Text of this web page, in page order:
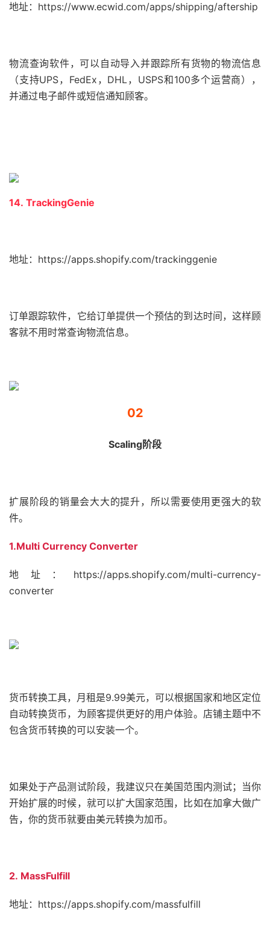
地址：https://www.ecwid.com/apps/shipping/aftership
物流查询软件，可以自动导入并跟踪所有货物的物流信息
（支持UPS，FedEx，DHL，USPS和100多个运营商），
并通过电子邮件或短信通知顾客。
14. TrackingGenie
地址：https://apps.shopify.com/trackinggenie
订单跟踪软件，它给订单提供一个预估的到达时间，这样顾
客就不用时常查询物流信息。
02
Scaling阶段
扩展阶段的销量会大大的提升，所以需要使用更强大的软
件。
1.Multi Currency Converter
地址：https://apps.shopify.com/multi-currency-
converter
货币转换工具，月租是9.99美元，可以根据国家和地区定位
自动转换货币，为顾客提供更好的用户体验。店铺主题中不
包含货币转换的可以安装一个。
如果处于产品测试阶段，我建议只在美国范围内测试；当你
开始扩展的时候，就可以扩大国家范围，比如在加拿大做广
告，你的货币就要由美元转换为加币。
2. MassFulfill
地址：https://apps.shopify.com/massfulfill